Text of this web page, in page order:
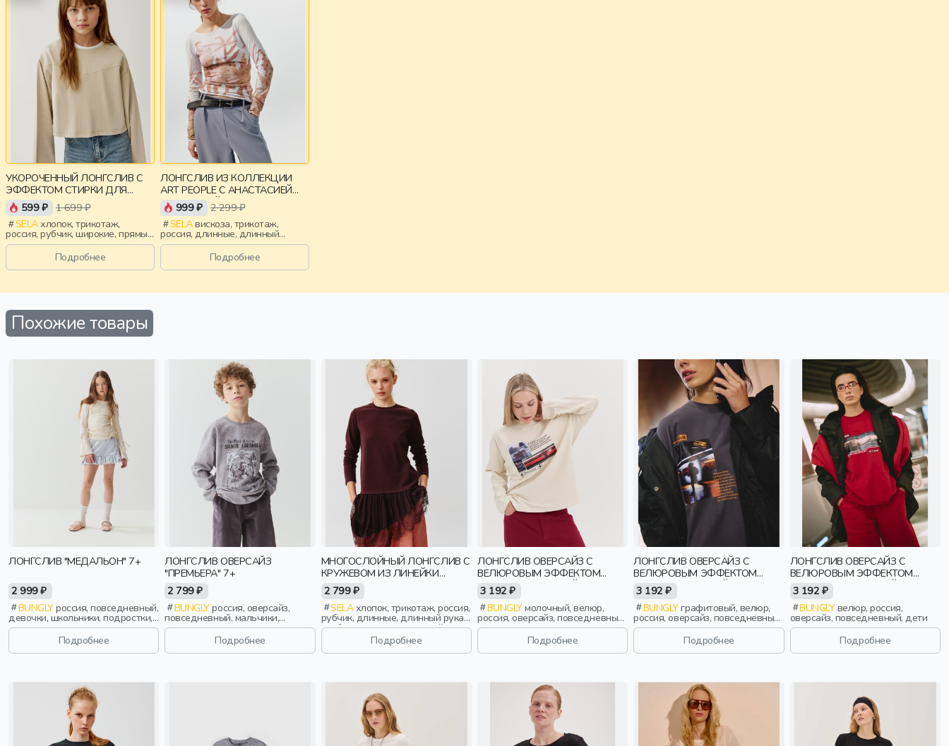
УКОРОЧЕННЫЙ ЛОНГСЛИВ С
ЭФФЕКТОМ СТИРКИ ДЛЯ
ДЕВОЧЕК
599 ₽ 1 699 ₽
SELAхлопок, трикотаж,
россия, рубчик, широкие, прямые,
укороченные, длинные, вырез,
круглый вырез, девочки, дети
Подробнее
ЛОНГСЛИВ ИЗ КОЛЛЕКЦИИ
ART PEOPLE С АНАСТАСИЕЙ
РЫБАКОВОЙ
999 ₽ 2 299 ₽
SELAвискоза, трикотаж,
россия, длинные, длинный
рукав, приталенные, принт,
эластичные, девочки,
старшеклассники, дети
Подробнее
Похожие товары
ЛОНГСЛИВ "МЕДАЛЬОН" 7+
2 999 ₽
BUNGLYроссия, повседневный,
девочки, школьники, подростки,
дети
Подробнее
ЛОНГСЛИВ ОВЕРСАЙЗ
"ПРЕМЬЕРА" 7+
2 799 ₽
BUNGLYроссия, оверсайз,
повседневный, мальчики,
школьники, подростки, дети
Подробнее
МНОГОСЛОЙНЫЙ ЛОНГСЛИВ С
КРУЖЕВОМ ИЗ ЛИНЕЙКИ
YOUNG
2 799 ₽
SELAхлопок, трикотаж, россия,
рубчик, длинные, длинный рукав,
свободные, вырез, круглый
вырез, кружево, девочки,
старшеклассники, дети
Подробнее
ЛОНГСЛИВ ОВЕРСАЙЗ С
ВЕЛЮРОВЫМ ЭФФЕКТОМ
"МОЛОКО" ЖЕНСКИЙ
3 192 ₽
BUNGLYмолочный, велюр,
россия, оверсайз, повседневный,
дети
Подробнее
ЛОНГСЛИВ ОВЕРСАЙЗ С
ВЕЛЮРОВЫМ ЭФФЕКТОМ
"ГРАФИТ" ЖЕНСКИЙ
3 192 ₽
BUNGLYграфитовый, велюр,
россия, оверсайз, повседневный,
дети
Подробнее
ЛОНГСЛИВ ОВЕРСАЙЗ С
ВЕЛЮРОВЫМ ЭФФЕКТОМ
"БРУСНИКА" ЖЕНСКИЙ
3 192 ₽
BUNGLYвелюр, россия,
оверсайз, повседневный, дети
Подробнее